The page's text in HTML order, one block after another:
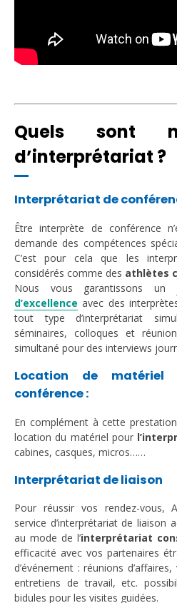
Quels sont
d’interprétariat ?
Interprétariat de
Être interprète de conférence
demande des compétences
C’est pour cela que les
considérés comme des athlètes
Nous vous garantissons un
d’excellence avec des
tout type d’interprétariat
séminaires, colloques et
simultané pour des interviews
Location de matériel
conférence :
En complément à cette
location du matériel pour
cabines, casques, micros……
Interprétariat de liaison
Pour réussir vos rendez-vous,
service d’interprétariat de liaison
au mode de l’interprétariat
efficacité avec vos partenaires
d’événement : réunions
entretiens de travail, etc.
bidules pour les visites guidées.